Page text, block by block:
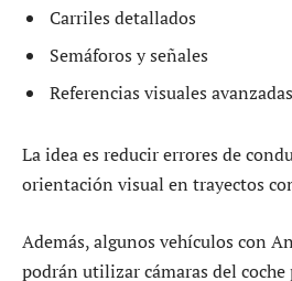
Carriles detallados
Semáforos y señales
Referencias visuales avanzadas
La idea es reducir errores de
orientación visual en trayectos
Además, algunos vehículos con
podrán utilizar cámaras del coche